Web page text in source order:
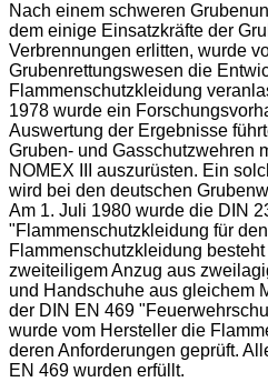
Nach einem schweren
dem einige Einsatzkräfte der
Verbrennungen erlitten, wurde
Grubenrettungswesen die
Flammenschutzkleidung
1978 wurde ein
Auswertung der Ergebnisse
Gruben- und Gasschutzwehren
NOMEX III auszurüsten. Ein
wird bei den deutschen
Am 1. Juli 1980 wurde die DIN
"Flammenschutzkleidung für
Flammenschutzkleidung
zweiteiligem Anzug aus
und Handschuhe aus gleichem
der DIN EN 469
wurde vom Hersteller die
deren Anforderungen geprüft.
EN 469 wurden erfüllt.